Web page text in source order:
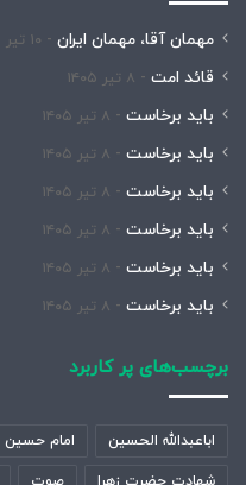
مهمان آقا، مهمان ایران ۱۰ تیر ۱۴۰۵
قائد امت ۸ تیر ۱۴۰۵
باید برخاست ۸ تیر ۱۴۰۵
باید برخاست ۸ تیر ۱۴۰۵
باید برخاست ۸ تیر ۱۴۰۵
باید برخاست ۸ تیر ۱۴۰۵
باید برخاست ۸ تیر ۱۴۰۵
باید برخاست ۸ تیر ۱۴۰۵
برچسب‌های پر کاربرد
اباعبدالله الحسین امام حسین
شهادت حضرت زهرا صوت